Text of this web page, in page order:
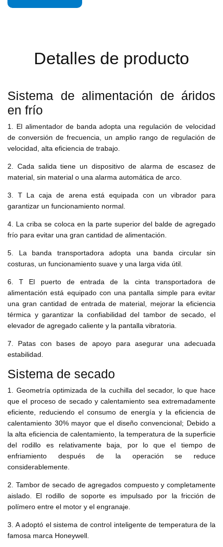
Detalles de producto
Sistema de alimentación de áridos
en frío
1. El alimentador de banda adopta una regulación de velocidad
de conversión de frecuencia, un amplio rango de regulación de
velocidad, alta eficiencia de trabajo.
2. Cada salida tiene un dispositivo de alarma de escasez de
material, sin material o una alarma automática de arco.
3. T La caja de arena está equipada con un vibrador para
garantizar un funcionamiento normal.
4. La criba se coloca en la parte superior del balde de agregado
frío para evitar una gran cantidad de alimentación.
5. La banda transportadora adopta una banda circular sin
costuras, un funcionamiento suave y una larga vida útil.
6. T El puerto de entrada de la cinta transportadora de
alimentación está equipado con una pantalla simple para evitar
una gran cantidad de entrada de material, mejorar la eficiencia
térmica y garantizar la confiabilidad del tambor de secado, el
elevador de agregado caliente y la pantalla vibratoria.
7. Patas con bases de apoyo para asegurar una adecuada
estabilidad.
Sistema de secado
1. Geometría optimizada de la cuchilla del secador, lo que hace
que el proceso de secado y calentamiento sea extremadamente
eficiente, reduciendo el consumo de energía y la eficiencia de
calentamiento 30% mayor que el diseño convencional; Debido a
la alta eficiencia de calentamiento, la temperatura de la superficie
del rodillo es relativamente baja, por lo que el tiempo de
enfriamiento después de la operación se reduce
considerablemente.
2. Tambor de secado de agregados compuesto y completamente
aislado. El rodillo de soporte es impulsado por la fricción de
polímero entre el motor y el engranaje.
3. A adoptó el sistema de control inteligente de temperatura de la
famosa marca Honeywell.